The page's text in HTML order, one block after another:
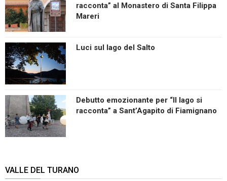
racconta” al Monastero di Santa Filippa
Mareri
Luci sul lago del Salto
Debutto emozionante per “Il lago si
racconta” a Sant’Agapito di Fiamignano
VALLE DEL TURANO